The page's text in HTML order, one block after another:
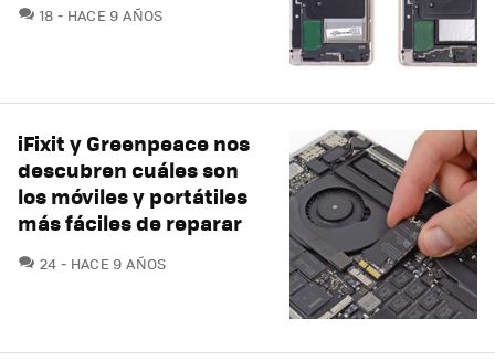
18 COMENTARIOS
HACE 9 AÑOS
iFixit y Greenpeace nos
descubren cuáles son
los móviles y portátiles
más fáciles de reparar
24 COMENTARIOS
HACE 9 AÑOS